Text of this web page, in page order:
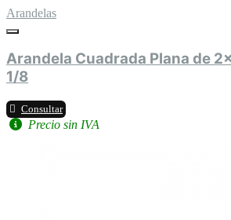
Arandelas
Arandela Cuadrada Plana de
1/8
Consultar
Precio sin IVA